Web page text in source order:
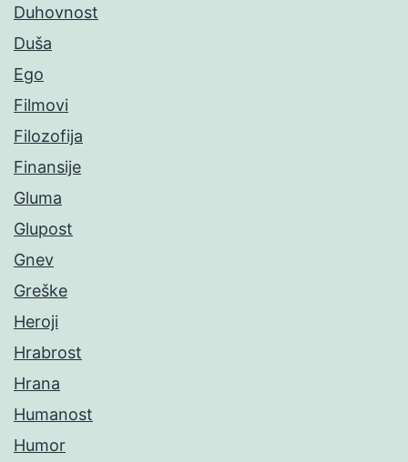
Duhovnost
Duša
Ego
Filmovi
Filozofija
Finansije
Gluma
Glupost
Gnev
Greške
Heroji
Hrabrost
Hrana
Humanost
Humor